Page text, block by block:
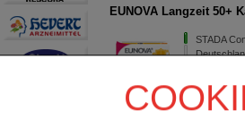
EUNOVA Langzeit 50+
STADA
32%